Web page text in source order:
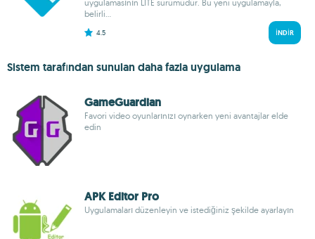
uygulamasının LITE sürümüdür. Bu yeni uygulamayla,
belirli...
4.5 İNDIR
Sistem tarafından sunulan daha fazla uygulama
GameGuardian
Favori video oyunlarınızı oynarken yeni avantajlar elde
edin
APK Editor Pro
Uygulamaları düzenleyin ve istediğiniz şekilde ayarlayın